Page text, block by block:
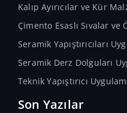
Kalıp Ayırıcılar ve Kür
Çimento Esaslı Sıvalar
Seramik Yapıştırıcıları
Seramik Derz Dolguları
Teknik Yapıştırıcı
Son Yazılar